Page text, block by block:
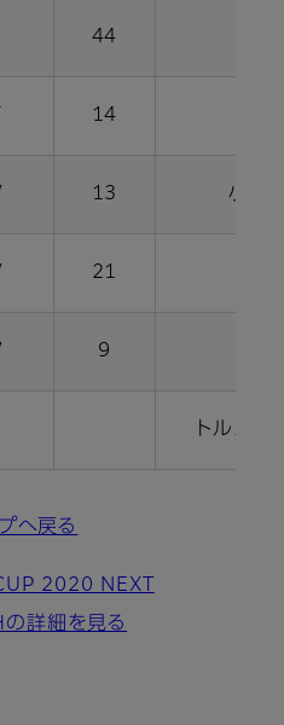
44
14
13 小川
21
9
トルステ
へ戻る
2020 NEXT
詳細を見る